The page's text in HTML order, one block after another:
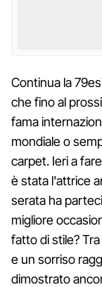
Continua la
che fino al
fama
mondiale o
carpet. Ieri a
è stata l'attrice
serata ha
migliore
fatto di stile?
e un sorriso
dimostrato